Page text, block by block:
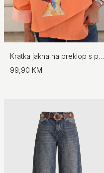
Kratka jakna na preklop s printom
99,90 KM